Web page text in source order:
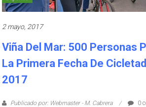
2 mayo, 2017
Viña Del Mar: 500 Personas
La Primera Fecha De
2017
Publicado por: Webmaster - M. Cabrera
0